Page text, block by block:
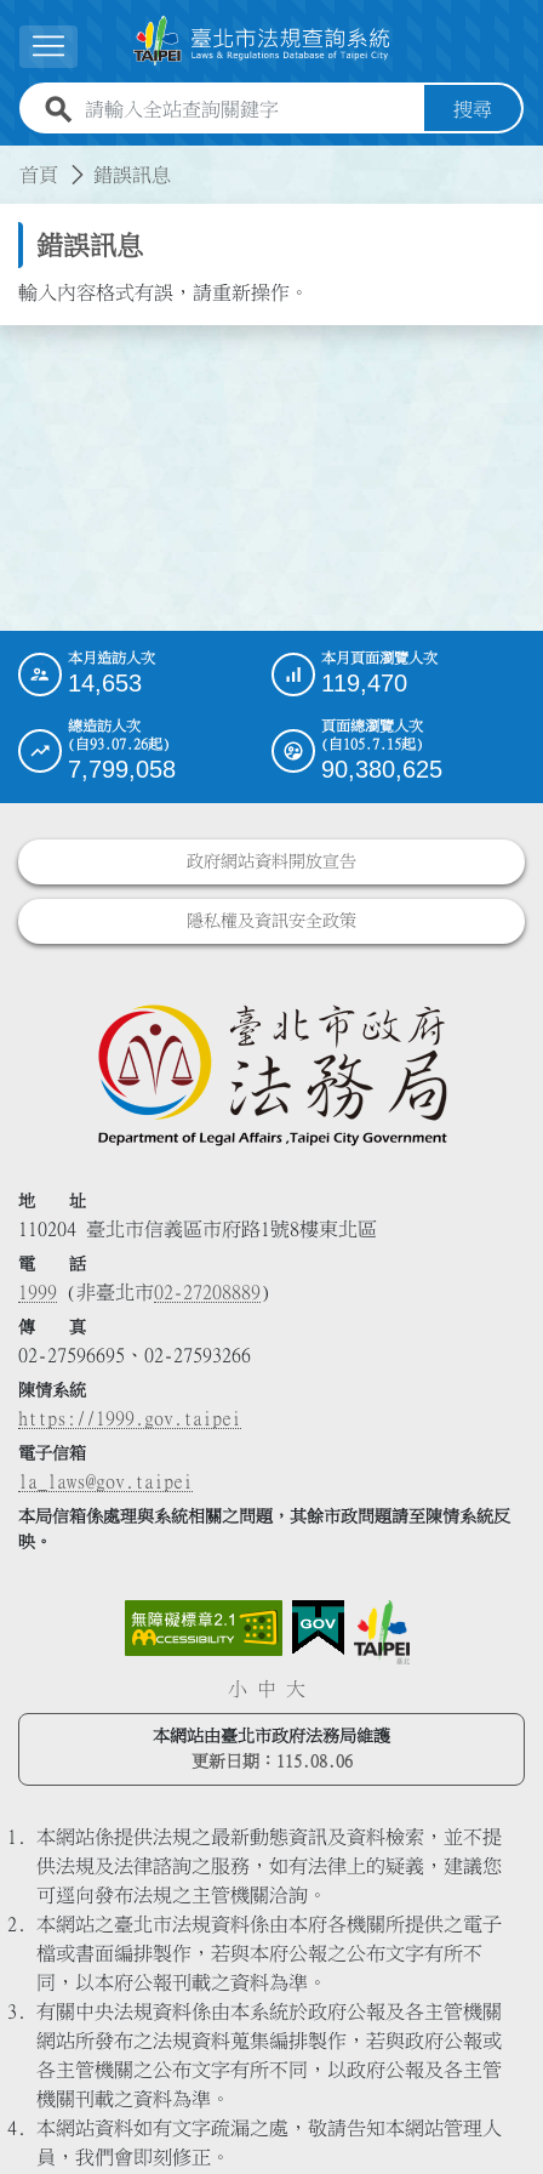
展開選單
全站查詢關鍵字欄位 搜尋
首頁 錯誤訊息
錯誤訊息
輸入內容格式有誤，請重新操作。
::: 本月造訪人次
14,653
本月頁面瀏覽人次
119,470
總造訪人次
(自93.07.26起)
7,799,058
頁面總瀏覽人次
(自105.7.15起)
90,380,625
政府網站資料開放宣告
隱私權及資訊安全政策
地 址
110204 臺北市信義區市府路1號8樓東北區
電 話
1999 (非臺北市02-27208889)
傳 真
02-27596695、02-27593266
陳情系統
https://1999.gov.taipei
電子信箱
la_laws@gov.taipei
本局信箱係處理與系統相關之問題，其餘市政問題請至陳情系統反
映。
小 中 大
本網站由臺北市政府法務局維護
更新日期： 115.08.06
本網站係提供法規之最新動態資訊及資料檢索，並不提
供法規及法律諮詢之服務，如有法律上的疑義，建議您
可逕向發布法規之主管機關洽詢。
本網站之臺北市法規資料係由本府各機關所提供之電子
檔或書面編排製作，若與本府公報之公布文字有所不
同，以本府公報刊載之資料為準。
有關中央法規資料係由本系統於政府公報及各主管機關
網站所發布之法規資料蒐集編排製作，若與政府公報或
各主管機關之公布文字有所不同，以政府公報及各主管
機關刊載之資料為準。
本網站資料如有文字疏漏之處，敬請告知本網站管理人
員，我們會即刻修正。